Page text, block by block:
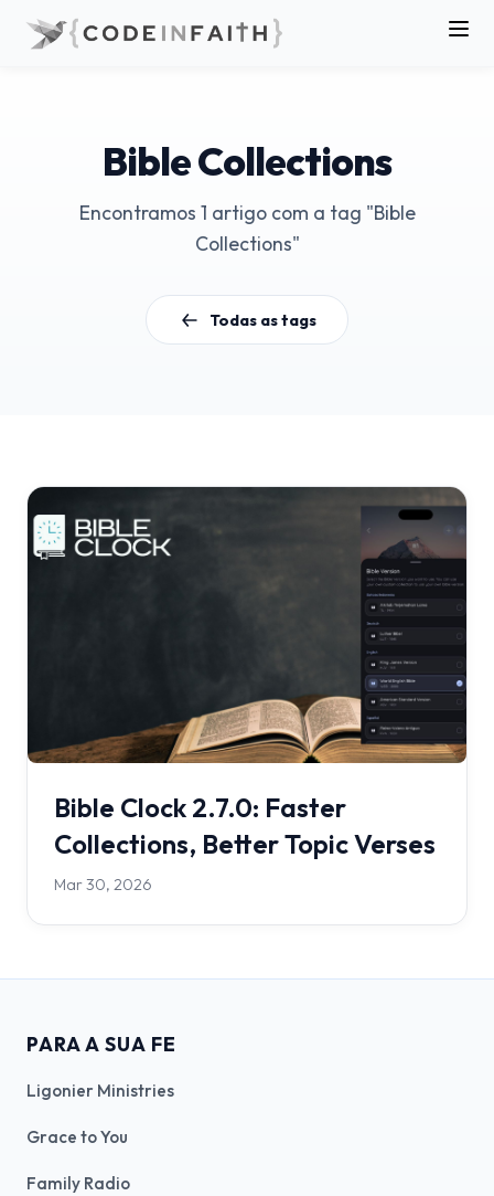
Bible Collections
Encontramos 1 artigo com a tag "Bible
Collections"
Todas as tags
Bible Clock 2.7.0: Faster
Collections, Better Topic Verses
Mar 30, 2026
PARA A SUA FE
Ligonier Ministries
Grace to You
Family Radio